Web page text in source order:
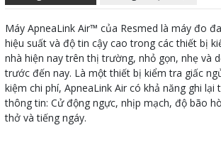
Máy ApneaLink Air™ của Resmed là máy đo
hiệu suất và độ tin cậy cao trong các thiết bị
nhà hiện nay trên thị trường, nhỏ gọn, nhẹ và
trước đến nay. Là một thiết bị kiểm tra giấc
kiệm chi phí, ApneaLink Air có khả năng ghi lại
thông tin: Cử động ngực, nhịp mạch, độ bão
thở và tiếng ngáy.